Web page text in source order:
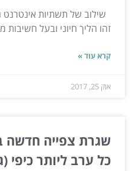
שילוב של תשתיות אינטרנט
זהו הליך חיוני ובעל
קרא עוד »
אוק 25, 2017
שגרת צפייה חדשה
כל ערב ליותר